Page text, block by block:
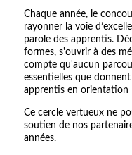
Chaque année, le
rayonner la voie
parole des apprentis.
formes, s'ouvrir à des
compte qu'aucun
essentielles que
apprentis en orientation
Ce cercle vertueux ne
soutien de nos
années.